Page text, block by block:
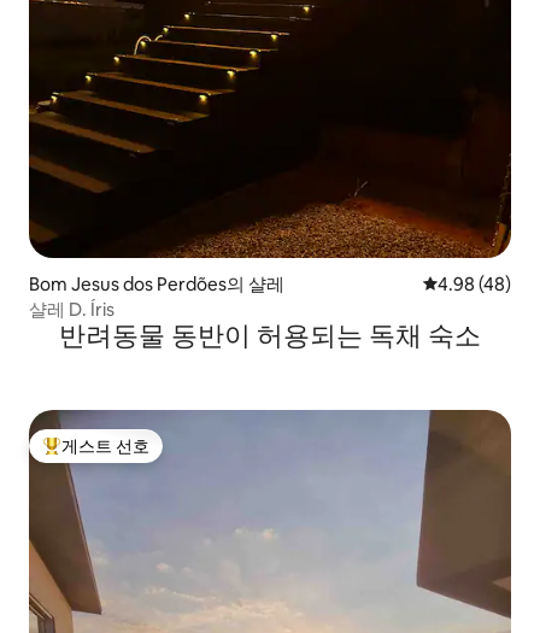
Bom Jesus dos Perdões의 샬레 평점 4.98점(5
4.98 (48)
샬레 D. Íris
반려동물 동반이 허용되는 독채 숙소
상위 게스트 선호
게스트 선호